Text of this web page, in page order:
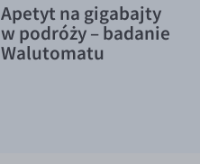
Apetyt na gigabajty
w podróży – badanie
Walutomatu